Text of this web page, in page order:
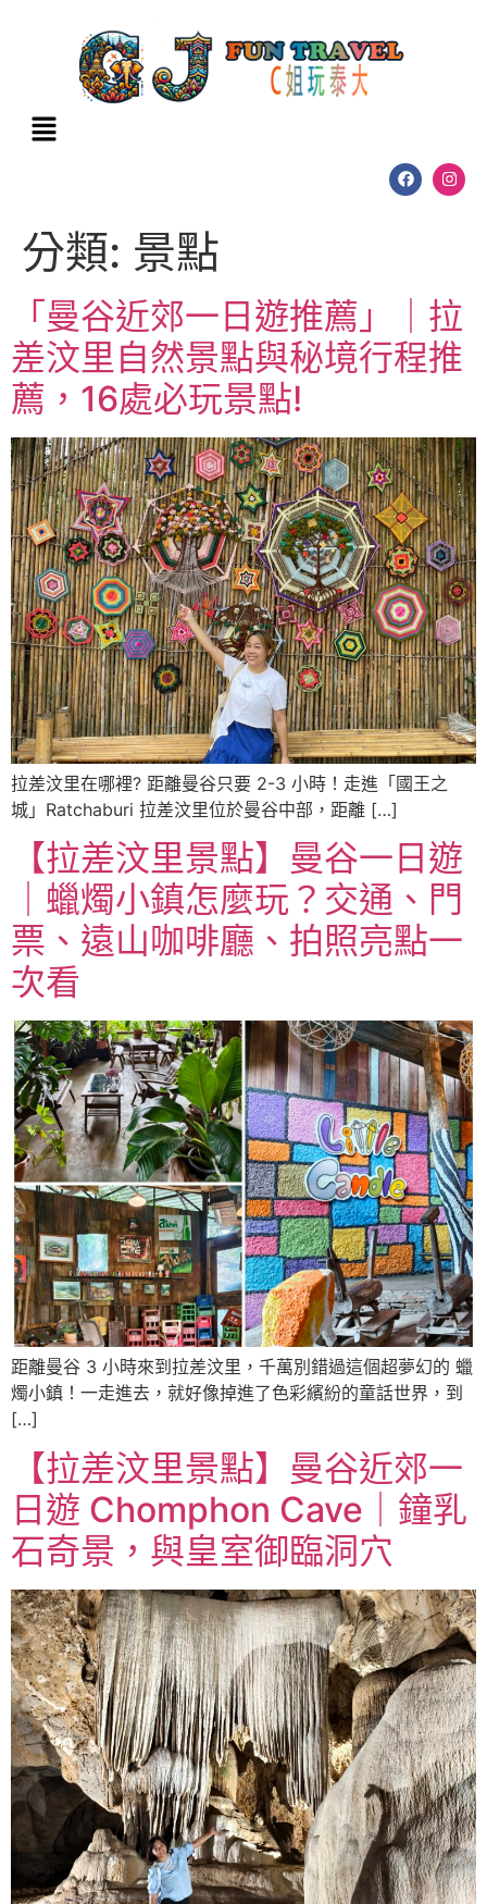
分類: 景點
「曼谷近郊一日遊推薦」｜拉
差汶里自然景點與秘境行程推
薦，16處必玩景點!
拉差汶里在哪裡? 距離曼谷只要 2-3 小時！走進「國王之
城」Ratchaburi 拉差汶里位於曼谷中部，距離 […]
【拉差汶里景點】曼谷一日遊
｜蠟燭小鎮怎麼玩？交通、門
票、遠山咖啡廳、拍照亮點一
次看
距離曼谷 3 小時來到拉差汶里，千萬別錯過這個超夢幻的 蠟
燭小鎮！一走進去，就好像掉進了色彩繽紛的童話世界，到
[…]
【拉差汶里景點】曼谷近郊一
日遊 Chomphon Cave｜鐘乳
石奇景，與皇室御臨洞穴